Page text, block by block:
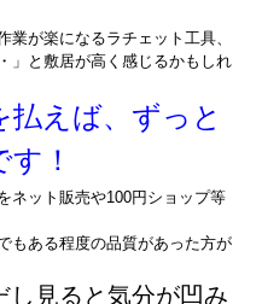
業が楽になるラチェット工具、
」と敷居が高く感じるかもしれ
えば、ずっと
！
ネット販売や100円ショップ等
もある程度の品質があった方が
し見ると気分が凹み